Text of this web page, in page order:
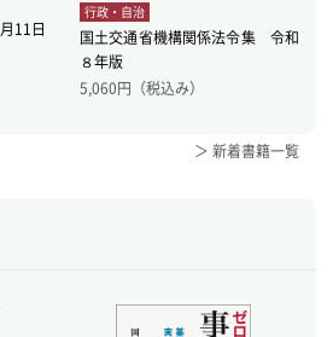
11日
行政・自治
国土交通省機構関係法令集 令和
８年版
5,060円（税込み）
＞ 新着書籍一覧